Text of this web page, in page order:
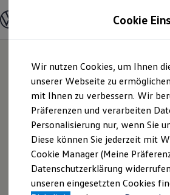
Hauptinhalt
springen
Footer
springen
Modelle und Konfigurator
Modelle vergleichen
Elektroautos
ENERGY Sondermodelle
Nutzfahrzeuge
SUV und CUV
Familienautos
Kombis
Kompaktwagen
Sportwagen
Schnell verfügbare Fahrzeuge
Angebote und Produkte
Aktuelle Angebote
E-Auto-Förderung
Cookie
Wir nutzen Cookies, um Ihnen
unserer Webseite zu
mit Ihnen zu verbessern. Wir
Präferenzen und verarbeiten
Personalisierung nur, wenn Sie
Diese können Sie jederzeit mit
Cookie Manager (Meine
Datenschutzerklärung
unseren eingesetzten Cookies